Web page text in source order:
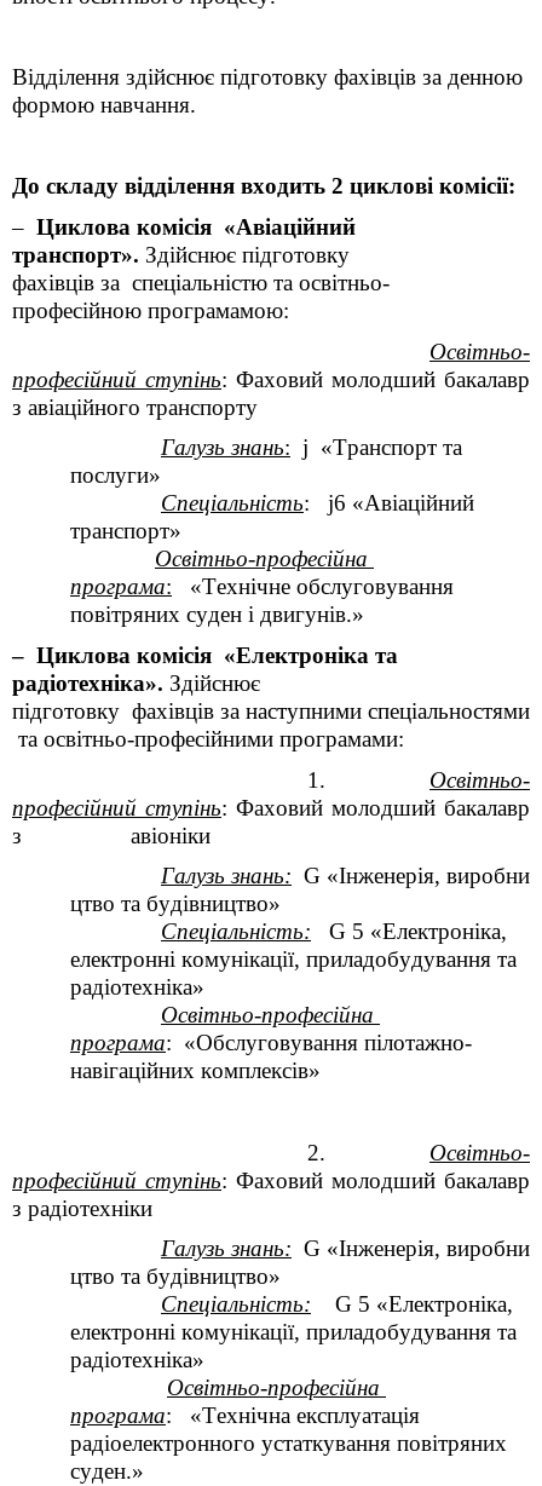
Відділення здійснює підготовку фахівців за денною
формою навчання.
До складу відділення входить 2 циклові комісії:
– Циклова комісія «Авіаційний
транспорт». Здійснює підготовку
фахівців за спеціальністю та освітньо-
професійною програмамою:
Освітньо-
професійний ступінь: Фаховий молодший бакалавр
з авіаційного транспорту
Галузь знань: j «Транспорт та
послуги»
Спеціальність: j6 «Авіаційний
транспорт»
Освітньо-професійна
програма: «Технічне обслуговування
повітряних суден і двигунів.»
– Циклова комісія «Електроніка та
радіотехніка». Здійснює
підготовку фахівців за наступними спеціальностями
та освітньо-професійними програмами:
1.
Освітньо-
професійний ступінь: Фаховий молодший бакалавр
з
авіоніки
Галузь знань: G «Інженерія, виробни
цтво та будівництво»
Спеціальність:
G 5 «Електроніка,
електронні комунікації, приладобудування та
радіотехніка»
Освітньо-професійна
програма: «Обслуговування пілотажно-
навігаційних комплексів»
2.
Освітньо-
професійний ступінь: Фаховий молодший бакалавр
з радіотехніки
Галузь знань: G «Інженерія, виробни
цтво та будівництво»
Спеціальність:
G 5 «Електроніка,
електронні комунікації, приладобудування та
радіотехніка»
Освітньо-професійна
програма: «Технічна експлуатація
радіоелектронного устаткування повітряних
суден.»